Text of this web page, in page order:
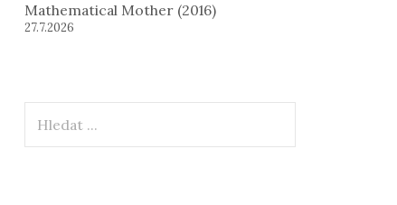
Mathematical Mother (2016)
27.7.2026